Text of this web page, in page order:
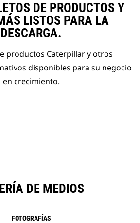
DE PRODUCTOS Y
LISTOS PARA LA
DESCARGA.
productos Caterpillar y otros
disponibles para su negocio
en crecimiento.
DE MEDIOS
FOTOGRAFÍAS